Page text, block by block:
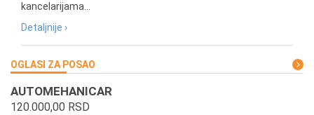
kancelarijama...
Detaljnije ›
OGLASI ZA POSAO
AUTOMEHANICAR
120.000,00 RSD